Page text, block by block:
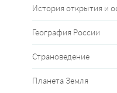
История открытия и
География России
Страноведение
Планета Земля